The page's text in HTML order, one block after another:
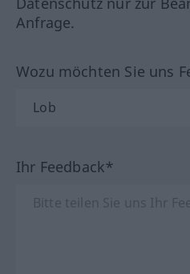
Anfrage.
Wozu möchten Sie uns
Ihr Feedback*